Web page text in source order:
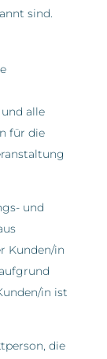
sind.
alle
für die
und
Kunden/in
in ist
die